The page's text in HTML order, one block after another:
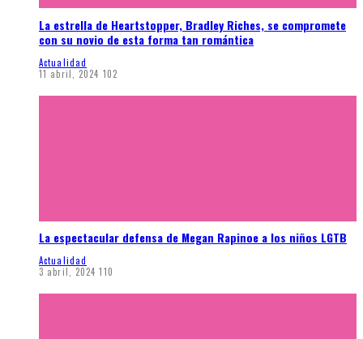
La estrella de Heartstopper, Bradley Riches, se compromete
con su novio de esta forma tan romántica
Actualidad
11 abril, 2024 102
La espectacular defensa de Megan Rapinoe a los niños LGTB
Actualidad
3 abril, 2024 110